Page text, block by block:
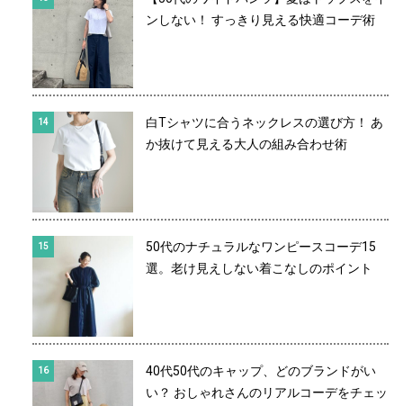
ンしない！ すっきり見える快適コーデ術
白Tシャツに合うネックレスの選び方！ あ
か抜けて見える大人の組み合わせ術
50代のナチュラルなワンピースコーデ15
選。老け見えしない着こなしのポイント
40代50代のキャップ、どのブランドがい
い？ おしゃれさんのリアルコーデをチェッ